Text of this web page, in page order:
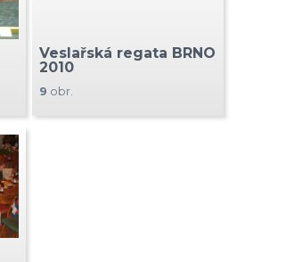
Veslařská regata BRNO
2010
9 obr.